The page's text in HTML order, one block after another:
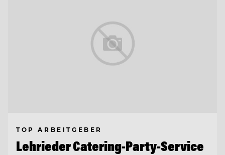
TOP ARBEITGEBER
Lehrieder Catering-Party-Service